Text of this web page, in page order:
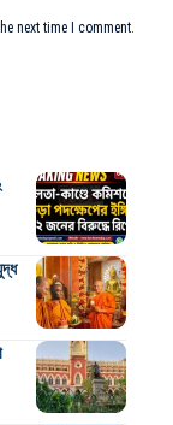
next time I comment.